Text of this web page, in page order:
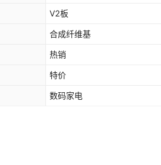
V2板
合成纤维基
热销
特价
数码家电